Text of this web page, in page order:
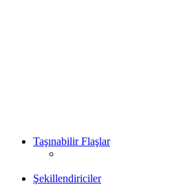
Taşınabilir Flaşlar
Şekillendiriciler